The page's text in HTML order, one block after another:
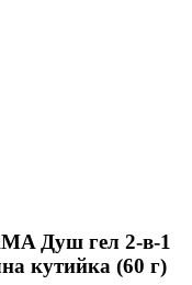
Душ гел 2-в-1
кутийка (60 г)